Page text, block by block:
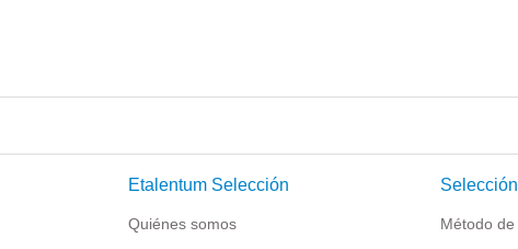
Etalentum Selección
Quiénes somos
Método